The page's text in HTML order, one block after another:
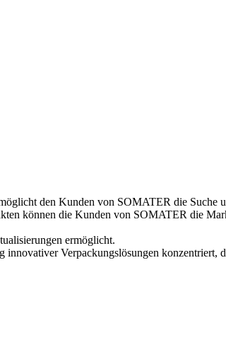
den Kunden von SOMATER die Suche
können die Kunden von SOMATER die
ermöglicht.
Verpackungslösungen konzentriert,